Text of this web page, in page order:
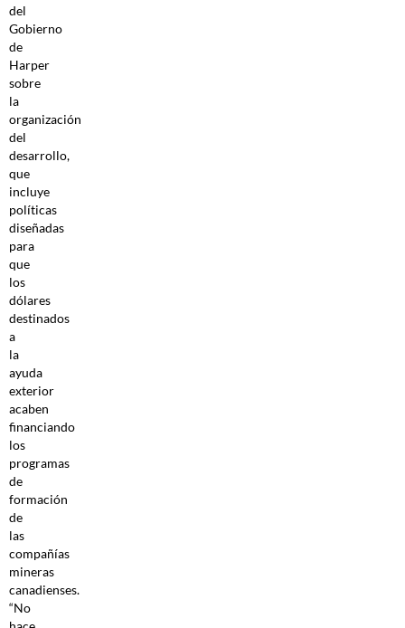
del
Gobierno
de
Harper
sobre
la
organización
del
desarrollo,
que
incluye
políticas
diseñadas
para
que
los
dólares
destinados
a
la
ayuda
exterior
acaben
financiando
los
programas
de
formación
de
las
compañías
mineras
canadienses.
“No